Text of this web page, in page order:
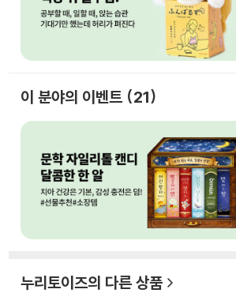
이 분야의 이벤트 21
누리토이즈의 다른 상품